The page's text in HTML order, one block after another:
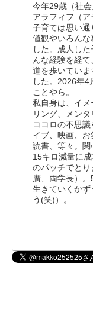
今年29歳（社
アラフィフ（ア
子育ては思い
値観やいろん
した。成人し
んな経験を経
道を歩いてい
した。2026年4
ことやら。
私自身は、イ
リング、メン
ココロの不思
イブ、映画、お
読書、等々。
15キロ減量に
のパッチでと
廣、両学長）
生きていくか
う(笑)）。